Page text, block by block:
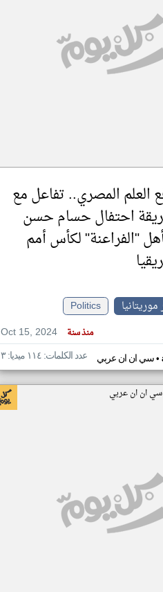
العلم المصري.. تفاعل مع
احتفال حسام حسن
"الفراعنة" لكأس أمم
موريتانيا
Politics
Oct 15, 2024
منذ سنة
سي ان ان عربي• عدد الكلمات: ١١٤ ميديا: ٣
سي ان ان عربي